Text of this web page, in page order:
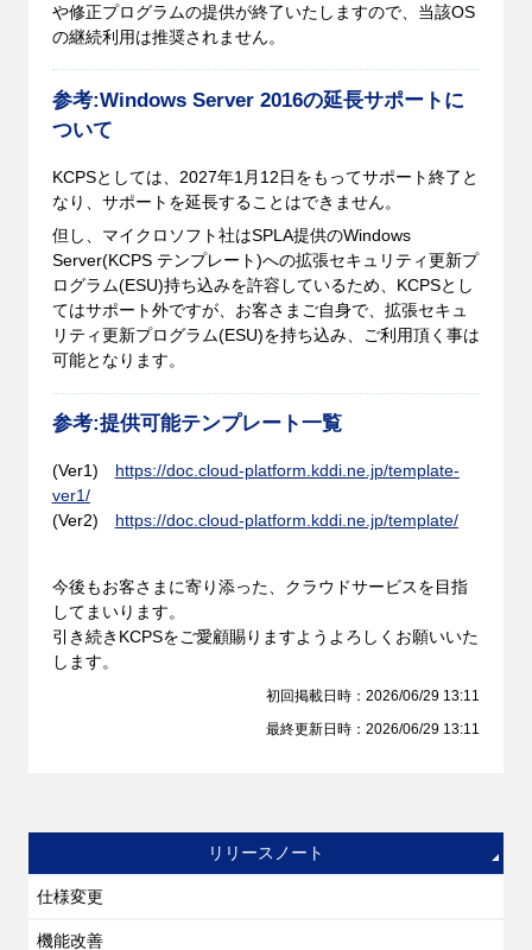
や修正プログラムの提供が終了いたしますので、当該OS
の継続利用は推奨されません。
参考:Windows Server 2016の延長サポートに
ついて
KCPSとしては、2027年1月12日をもってサポート終了と
なり、サポートを延長することはできません。
但し、マイクロソフト社はSPLA提供のWindows
Server(KCPS テンプレート)への拡張セキュリティ更新プ
ログラム(ESU)持ち込みを許容しているため、KCPSとし
てはサポート外ですが、お客さまご自身で、拡張セキュ
リティ更新プログラム(ESU)を持ち込み、ご利用頂く事は
可能となります。
参考:提供可能テンプレート一覧
(Ver1) https://doc.cloud-platform.kddi.ne.jp/template-
ver1/
(Ver2) https://doc.cloud-platform.kddi.ne.jp/template/
今後もお客さまに寄り添った、クラウドサービスを目指
してまいります。
引き続きKCPSをご愛顧賜りますようよろしくお願いいた
します。
初回掲載日時：2026/06/29 13:11
最終更新日時：2026/06/29 13:11
リリースノート
仕様変更
機能改善